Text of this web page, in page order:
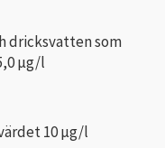
dricksvatten som
µg/l
10 μg/l